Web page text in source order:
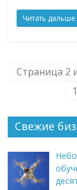
Читать дальше
Страница 2
Свежие